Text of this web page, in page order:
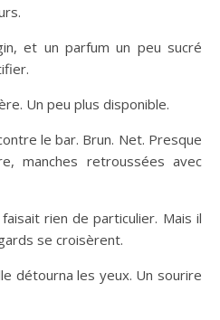
et un parfum un peu sucré
Un peu plus disponible.
le bar. Brun. Net. Presque
manches retroussées avec
rien de particulier. Mais il
se croisèrent.
détourna les yeux. Un sourire